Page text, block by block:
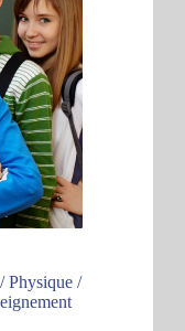
Physique /